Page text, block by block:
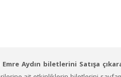
Emre Aydın biletlerini Satışa